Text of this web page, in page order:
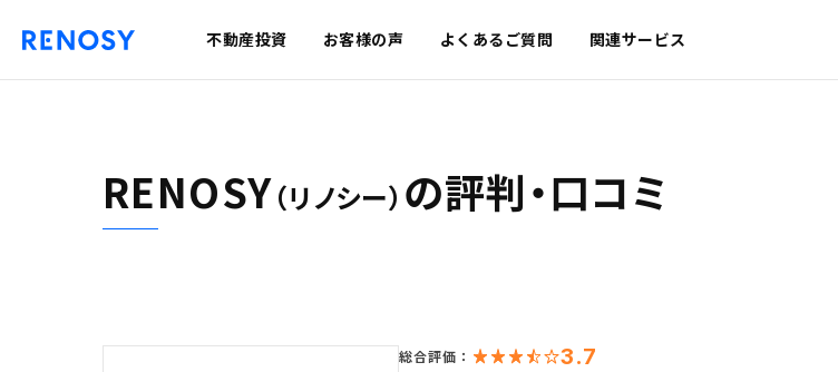
不動産投資 お客様の声 よくあるご質問 関連サービス
RENOSY（リノシー） の評判・口コミ
総合評価： 3.7